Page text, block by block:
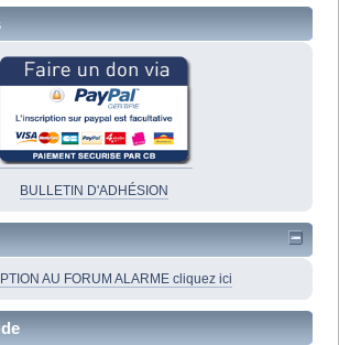
BULLETIN D'ADHÉSION
AU FORUM ALARME cliquez ici